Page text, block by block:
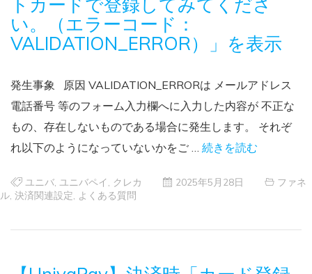
い。（エラーコード：
VALIDATION_ERROR）」を表示
発生事象 原因 VALIDATION_ERRORは メールアドレス
電話番号 等のフォーム入力欄へに入力した内容が 不正な
もの、存在しないものである場合に発生します。 それぞ
れ以下のようになっていないかをご … 続きを読む
ユニバ ユニバペイ クレカ 2025年5月28日
ファネ
ル 決済関連設定 よくある質問